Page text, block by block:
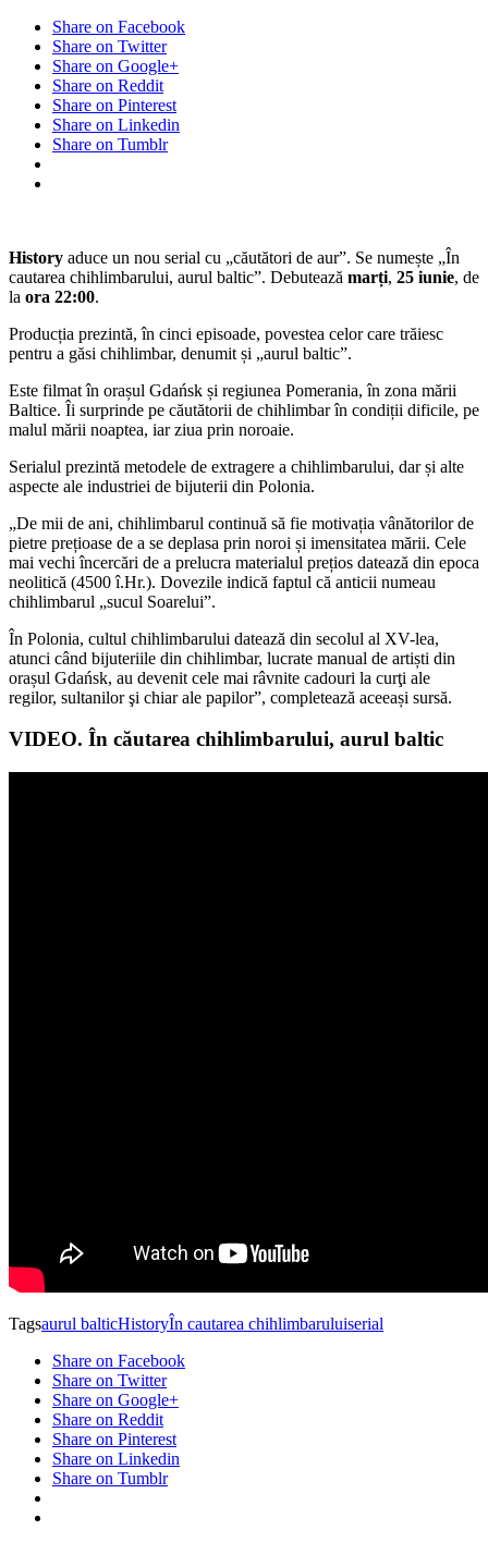
Share on Facebook
Share on Twitter
Share on Google+
Share on Reddit
Share on Pinterest
Share on Linkedin
Share on Tumblr
History aduce un nou serial cu „căutători de aur”. Se numește „În
cautarea chihlimbarului, aurul baltic”. Debutează marți, 25 iunie, de
la ora 22:00.
Producția prezintă, în cinci episoade, povestea celor care trăiesc
pentru a găsi chihlimbar, denumit și „aurul baltic”.
Este filmat în orașul Gdańsk și regiunea Pomerania, în zona mării
Baltice. Îi surprinde pe căutătorii de chihlimbar în condiții dificile, pe
malul mării noaptea, iar ziua prin noroaie.
Serialul prezintă metodele de extragere a chihlimbarului, dar și alte
aspecte ale industriei de bijuterii din Polonia.
„De mii de ani, chihlimbarul continuă să fie motivația vânătorilor de
pietre prețioase de a se deplasa prin noroi și imensitatea mării. Cele
mai vechi încercări de a prelucra materialul prețios datează din epoca
neolitică (4500 î.Hr.). Dovezile indică faptul că anticii numeau
chihlimbarul „sucul Soarelui”.
În Polonia, cultul chihlimbarului datează din secolul al XV-lea,
atunci când bijuteriile din chihlimbar, lucrate manual de artiști din
orașul Gdańsk, au devenit cele mai râvnite cadouri la curţi ale
regilor, sultanilor şi chiar ale papilor”, completează aceeași sursă.
VIDEO. În căutarea chihlimbarului, aurul baltic
Tagsaurul balticHistoryÎn cautarea chihlimbaruluiserial
Share on Facebook
Share on Twitter
Share on Google+
Share on Reddit
Share on Pinterest
Share on Linkedin
Share on Tumblr